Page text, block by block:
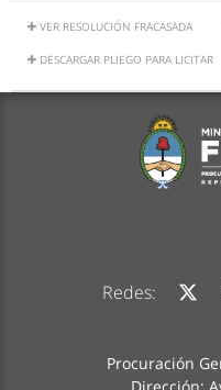
VER RESOLUCIÓN FRACASADA
DESCARGAR PLIEGO PARA LICITAR
Redes:
Procuración